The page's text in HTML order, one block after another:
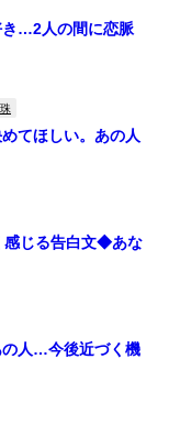
き…2人の間に恋脈
てほしい。あの人
感じる告白文◆あな
の人…今後近づく機